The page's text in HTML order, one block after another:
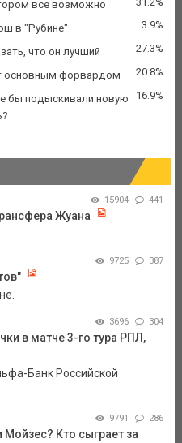
все возможно
в "Рубине" 3.9%
что он лучший 27.3%
основным форвардом 20.8%
бы подыскивали новую
16.9%
15904 441
Жуана
9725 387
3696 304
в матче 3-го тура РПЛ,
Банк Российской
9791 286
Мойзес? Кто сыграет за